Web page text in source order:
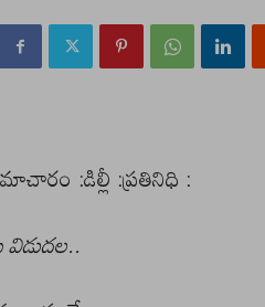
:డిల్లీ :ప్రతినిధి :